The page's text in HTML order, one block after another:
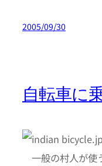
2005/09/30
自転車に
一般の村人が使